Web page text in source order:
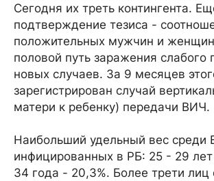
Сегодня их треть контингента.
подтверждение тезиса -
положительных мужчин и женщин
половой путь заражения слабого
новых случаев. За 9 месяцев
зарегистрирован случай
матери к ребенку) передачи ВИЧ.
Наибольший удельный вес среди
инфицированных в РБ: 25 - 29
34 года - 20,3%. Более трети